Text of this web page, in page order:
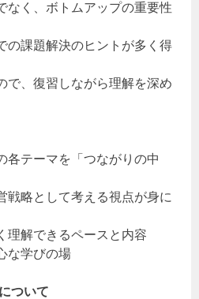
なく、ボトムアップの重要性
の課題解決のヒントが多く得
で、復習しながら理解を深め
各テーマを「つながりの中
戦略として考える視点が身に
理解できるペースと内容
な学びの場
ついて